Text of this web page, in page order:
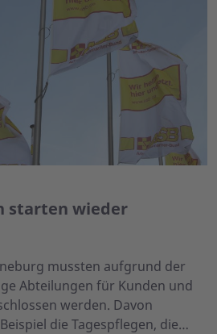
starten wieder
mussten aufgrund der
Abteilungen für Kunden und
werden. Davon
die Tagespflegen, die…